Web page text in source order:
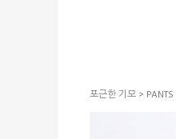
포근한 기모 > PANTS